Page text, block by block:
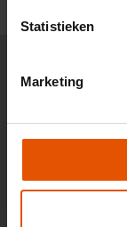
Statistieken
Marketing